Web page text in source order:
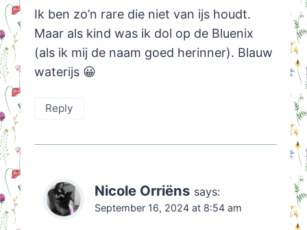
Ik ben zo’n rare die niet van ijs houdt.
Maar als kind was ik dol op de Bluenix
(als ik mij de naam goed herinner). Blauw
waterijs 😀
Reply
Nicole Orriëns says:
September 16, 2024 at 8:54 am